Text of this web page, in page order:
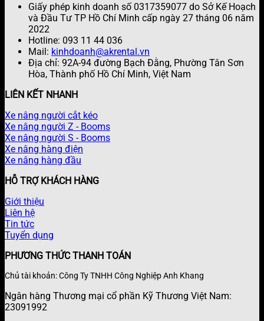
Giấy phép kinh doanh số 0317359077 do Sở Kế Hoạch
và Đầu Tư TP Hồ Chí Minh cấp ngày 27 tháng 06 năm
2022
Hotline: 093 11 44 036
Mail: kinhdoanh@akrental.vn
Địa chỉ: 92A-94 đường Bạch Đằng, Phường Tân Sơn
Hòa, Thành phố Hồ Chí Minh, Việt Nam
LIÊN KẾT NHANH
Xe nâng người cắt kéo
Xe nâng người Z - Booms
Xe nâng người S - Booms
Xe nâng hàng điện
Xe nâng hàng đầu
HỖ TRỢ KHÁCH HÀNG
Giới thiệu
Liên hệ
Tin tức
Tuyển dụng
PHƯƠNG THỨC THANH TOÁN
Chủ tài khoản: Công Ty TNHH Công Nghiệp Anh Khang
Ngân hàng Thương mại cổ phần Kỹ Thương Việt Nam:
23091992